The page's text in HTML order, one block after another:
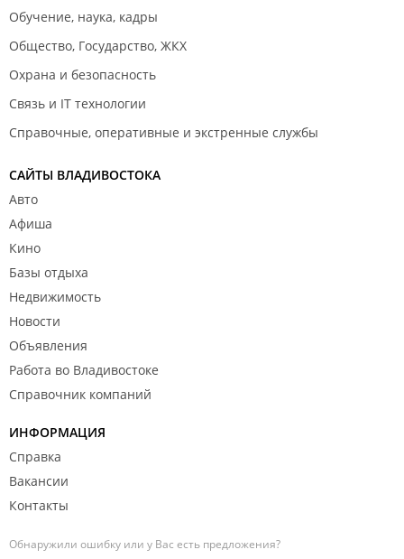
Обучение, наука, кадры
Общество, Государство, ЖКХ
Охрана и безопасность
Связь и IT технологии
Справочные, оперативные и экстренные службы
САЙТЫ ВЛАДИВОСТОКА
Авто
Афиша
Кино
Базы отдыха
Недвижимость
Новости
Объявления
Работа во Владивостоке
Справочник компаний
ИНФОРМАЦИЯ
Справка
Вакансии
Контакты
Обнаружили ошибку или у Вас есть предложения?